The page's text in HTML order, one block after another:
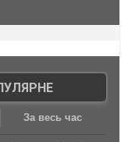
За весь час